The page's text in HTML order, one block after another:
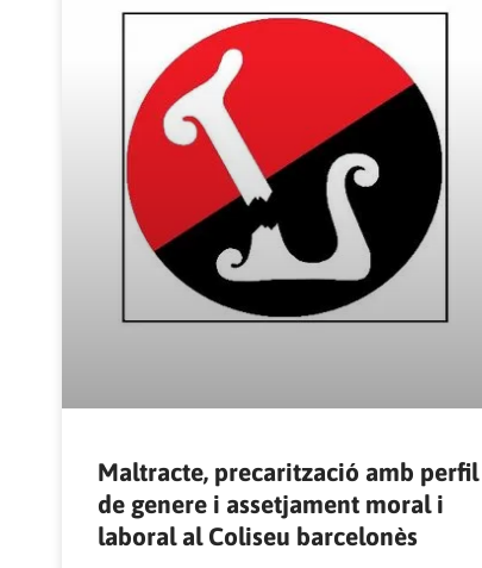
Maltracte, precarització amb perfil
de genere i assetjament moral i
laboral al Coliseu barcelonès